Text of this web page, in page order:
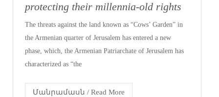
protecting their millennia-old rights
The threats against the land known as “Cows’ Garden” in
the Armenian quarter of Jerusalem has entered a new
phase, which, the Armenian Patriarchate of Jerusalem has
characterized as “the
Մանրամասն / Read More